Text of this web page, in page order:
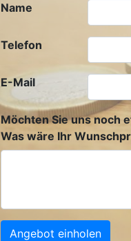
Name
Telefon
E-Mail
Möchten Sie uns noch
Was wäre Ihr
Angebot einholen